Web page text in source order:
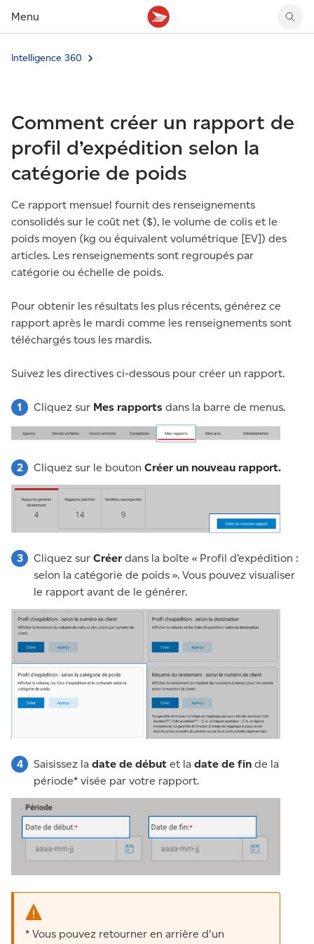
Menu
Tarifs des timbres
Faire un envoi au Canada
Acheter timbres et fournitures d’emballage
Retourner un achat
Conseils d’expédition
Suivre un envoi
Gérer courrier et colis
Boîtes postales et casiers
Louer une case postale
Compte MonArgent Postes Canada
Cartes et services prépayés
Voir les nouveaux timbres
Proposer un timbre
Magazine En détail
Intelligence 360
Comment créer un rapport de
profil d’expédition selon la
catégorie de poids
Ce rapport mensuel fournit des renseignements
consolidés sur le coût net ($), le volume de colis et le
poids moyen (kg ou équivalent volumétrique [EV]) des
articles. Les renseignements sont regroupés par
catégorie ou échelle de poids.
Pour obtenir les résultats les plus récents, générez ce
rapport après le mardi comme les renseignements sont
téléchargés tous les mardis.
Suivez les directives ci-dessous pour créer un rapport.
Cliquez sur Mes rapports dans la barre de menus.
Cliquez sur le bouton Créer un nouveau rapport.
Cliquez sur Créer dans la boîte « Profil d’expédition :
selon la catégorie de poids ». Vous pouvez visualiser
le rapport avant de le générer.
Saisissez la date de début et la date de fin de la
période* visée par votre rapport.
* Vous pouvez retourner en arrière d'un